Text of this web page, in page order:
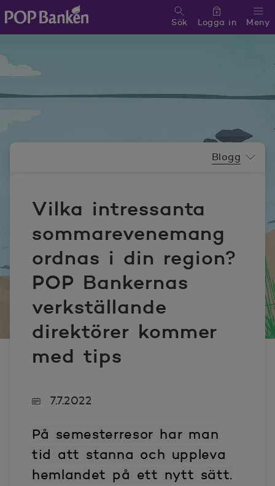
POP banken, till hemsidan
Meny
Sök Logga in
Vilka intressanta
sommarevenemang
ordnas i din region?
POP Bankernas
verkställande
direktörer kommer
med tips
Blogg
7.7.2022
På semesterresor har man
tid att stanna och uppleva
hemlandet på ett nytt sätt.